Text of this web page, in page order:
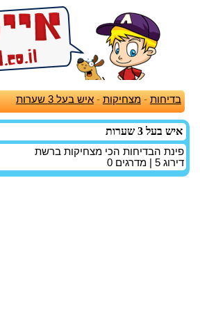
בדיחות -מצחיקות -איש בעל 3 שערות
איש בעל 3 שערות
פינת הבדיחות הכי מצחיקות ברשת
דירוג 5 | מדרגים 0